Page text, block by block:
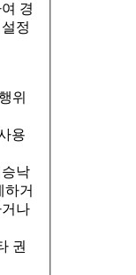
경
정
위
용
낙
하거
나
권